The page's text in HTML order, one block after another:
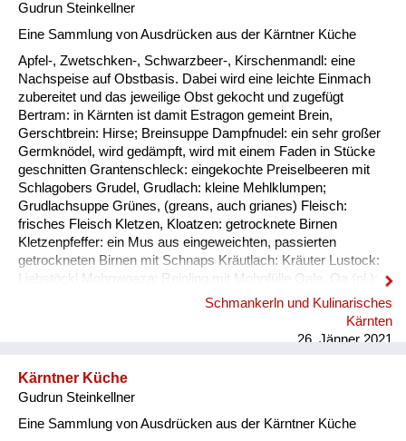
Natur und Landwirtschaft
Fluchen und Reden
Mensch, Tier und Alltag
Schmankerln und
Kulinarisches
Gudrun Steinkellner
Eine Sammlung von Ausdrücken aus der Kärntner Küche
Apfel-, Zwetschken-, Schwarzbeer-, Kirschenmandl: eine
Nachspeise auf Obstbasis. Dabei wird eine leichte Einmach
zubereitet und das jeweilige Obst gekocht und zugefügt
Bertram: in Kärnten ist damit Estragon gemeint Brein,
Gerschtbrein: Hirse; Breinsuppe Dampfnudel: ein sehr großer
Germknödel, wird gedämpft, wird mit einem Faden in Stücke
geschnitten Grantenschleck: eingekochte Preiselbeeren mit
Schlagobers Grudel, Grudlach: kleine Mehlklumpen;
Grudlachsuppe Grünes, (greans, auch grianes) Fleisch:
frisches Fleisch Kletzen, Kloatzen: getrocknete Birnen
Kletzenpfeffer: ein Mus aus eingeweichten, passierten
getrockneten Birnen mit Schnaps Kräutlach: Kräuter Lustock:
Liebstöckl Mohnwoaza: Reinling mit Mohnfülle Oale, Oa (pl.):
Ei, Eier Oamilch: Vorläufer des Puddings, aus Eiern, Milch und
Lavanttal, Mohnwoaza mit einem Saft aus Dörrobst und
Schmankerln und Kulinarisches
Kärnten
26. Jänner 2021
Kärntner Küche
Gudrun Steinkellner
Eine Sammlung von Ausdrücken aus der Kärntner Küche